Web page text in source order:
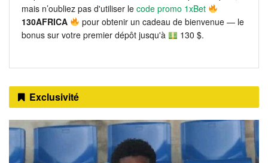
mais n’oubliez pas d'utiliser le code promo 1xBet
130AFRICA
pour obtenir un cadeau de bienvenue — le
bonus sur votre premier dépôt jusqu'à
130 $.
Exclusivité